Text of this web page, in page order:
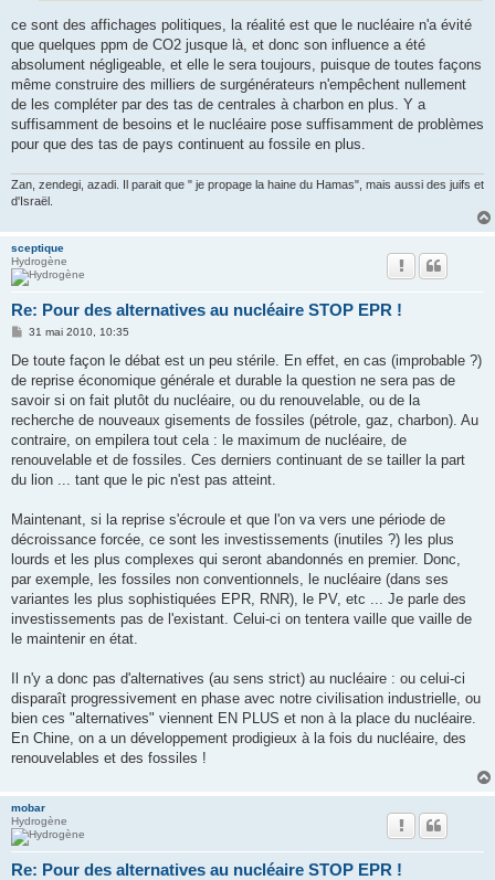
ce sont des affichages politiques, la réalité est que le nucléaire n'a évité
que quelques ppm de CO2 jusque là, et donc son influence a été
absolument négligeable, et elle le sera toujours, puisque de toutes façons
même construire des milliers de surgénérateurs n'empêchent nullement
de les compléter par des tas de centrales à charbon en plus. Y a
suffisamment de besoins et le nucléaire pose suffisamment de problèmes
pour que des tas de pays continuent au fossile en plus.
Zan, zendegi, azadi. Il parait que " je propage la haine du Hamas", mais aussi des juifs et
d'Israël.
sceptique
Hydrogène
Re: Pour des alternatives au nucléaire STOP EPR !
M
s
a
g
31 mai 2010, 10:35
De toute façon le débat est un peu stérile. En effet, en cas (improbable ?)
de reprise économique générale et durable la question ne sera pas de
savoir si on fait plutôt du nucléaire, ou du renouvelable, ou de la
recherche de nouveaux gisements de fossiles (pétrole, gaz, charbon). Au
contraire, on empilera tout cela : le maximum de nucléaire, de
renouvelable et de fossiles. Ces derniers continuant de se tailler la part
du lion ... tant que le pic n'est pas atteint.
Maintenant, si la reprise s'écroule et que l'on va vers une période de
décroissance forcée, ce sont les investissements (inutiles ?) les plus
lourds et les plus complexes qui seront abandonnés en premier. Donc,
par exemple, les fossiles non conventionnels, le nucléaire (dans ses
variantes les plus sophistiquées EPR, RNR), le PV, etc ... Je parle des
investissements pas de l'existant. Celui-ci on tentera vaille que vaille de
le maintenir en état.
Il n'y a donc pas d'alternatives (au sens strict) au nucléaire : ou celui-ci
disparaît progressivement en phase avec notre civilisation industrielle, ou
bien ces "alternatives" viennent EN PLUS et non à la place du nucléaire.
En Chine, on a un développement prodigieux à la fois du nucléaire, des
renouvelables et des fossiles !
mobar
Hydrogène
Re: Pour des alternatives au nucléaire STOP EPR !